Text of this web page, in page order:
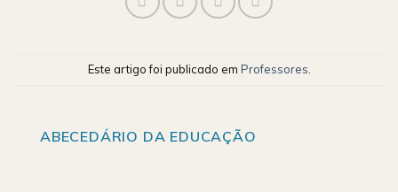
Este artigo foi publicado em Professores.
ABECEDÁRIO DA EDUCAÇÃO